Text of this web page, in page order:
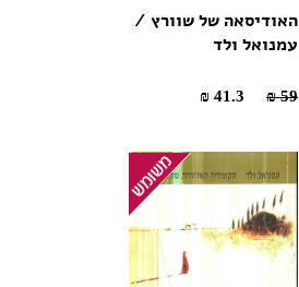
האודיסאה של שוורץ /
עמנואל ולד
59 ₪